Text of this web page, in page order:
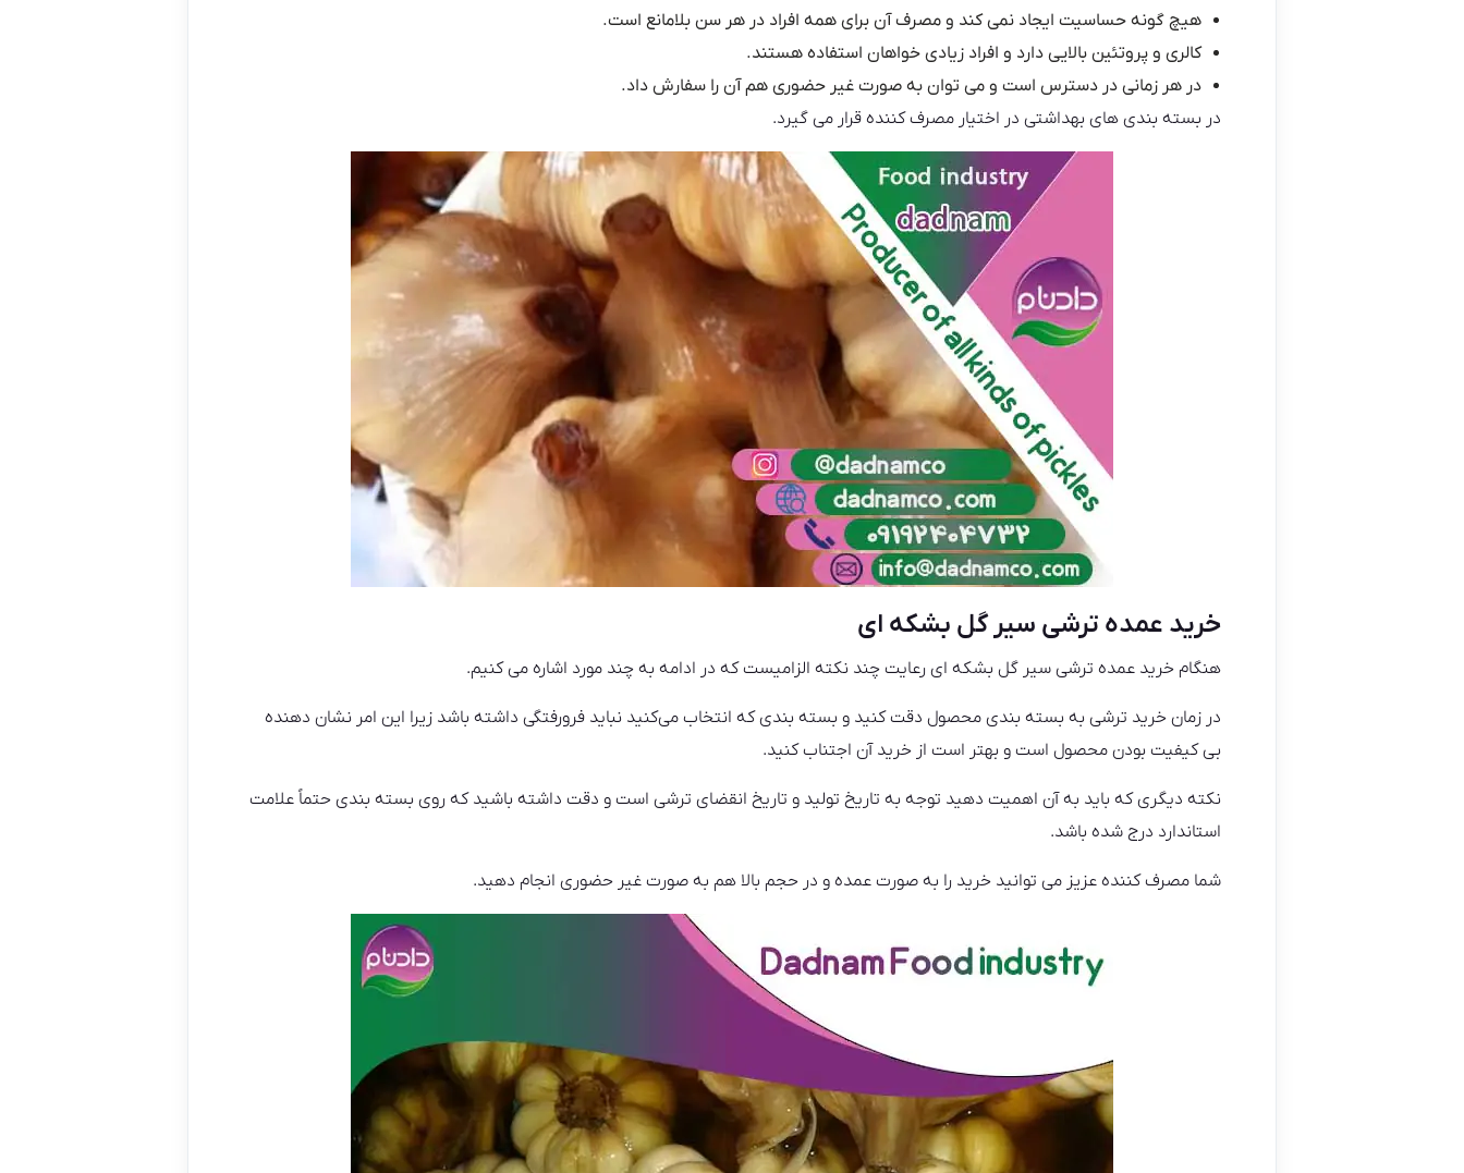
هیچ گونه حساسیت ایجاد نمی کند و مصرف آن برای همه افراد در هر سن بلامانع است.
کالری و پروتئین بالایی دارد و افراد زیادی خواهان استفاده هستند.
در هر زمانی در دسترس است و می توان به صورت غیر حضوری هم آن را سفارش داد.
در بسته بندی های بهداشتی در اختیار مصرف کننده قرار می گیرد.
خرید عمده ترشی سیر گل بشکه ای
هنگام خرید عمده ترشی سیر گل بشکه ای رعایت چند نکته الزامیست که در ادامه به چند مورد اشاره می کنیم.
در زمان خرید ترشی به بسته بندی محصول دقت کنید و بسته بندی که انتخاب می‌کنید نباید فرورفتگی داشته باشد زیرا این امر نشان دهنده
بی کیفیت بودن محصول است و بهتر است از خرید آن اجتناب کنید.
نکته دیگری که باید به آن اهمیت دهید توجه به تاریخ تولید و تاریخ انقضای ترشی است و دقت داشته باشید که روی بسته بندی حتماً علامت
استاندارد درج شده باشد.
شما مصرف کننده عزیز می توانید خرید را به صورت عمده و در حجم بالا هم به صورت غیر حضوری انجام دهید.